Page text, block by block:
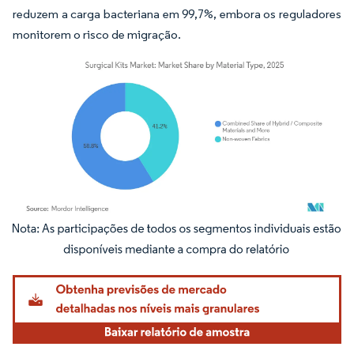
reduzem a carga bacteriana em 99,7%, embora os reguladores
monitorem o risco de migração.
Imagem © Mordor Intelligence. O reuso requer atribuição conforme CC BY 4.0.